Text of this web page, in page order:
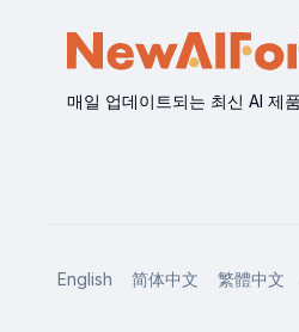
매일 업데이트되는 최신 AI 제
English 简体中文 繁體中文